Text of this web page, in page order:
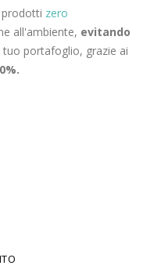
zero
all'ambiente, evitando
tuo portafoglio, grazie ai